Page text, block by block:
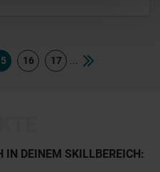
16 17
IN DEINEM SKILLBEREICH: